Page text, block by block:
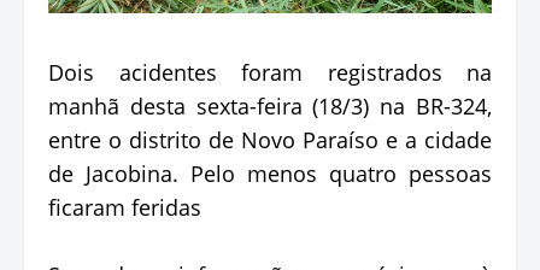
Dois acidentes foram registrados na
manhã desta sexta-feira (18/3) na BR-324,
entre o distrito de Novo Paraíso e a cidade
de Jacobina. Pelo menos quatro pessoas
ficaram feridas